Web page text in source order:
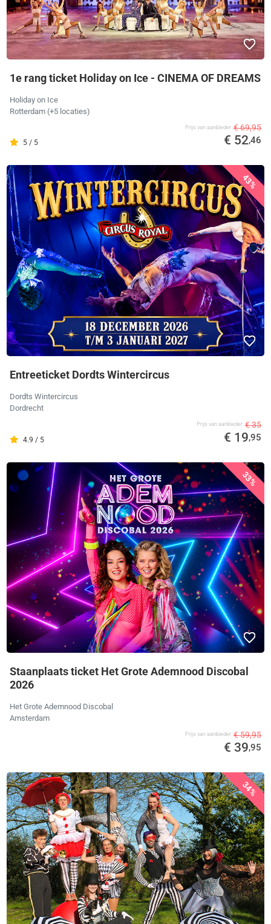
1e rang ticket Holiday on Ice - CINEMA OF DREAMS
Holiday on Ice
Rotterdam (+5 locaties)
5 / 5
Prijs van aanbieder € 69,95
€ 52,46
43%
Entreeticket Dordts Wintercircus
Dordts Wintercircus
Dordrecht
4.9 / 5
Prijs van aanbieder € 35
€ 19,95
33%
Staanplaats ticket Het Grote Ademnood Discobal
2026
Het Grote Ademnood Discobal
Amsterdam
Prijs van aanbieder € 59,95
€ 39,95
34%